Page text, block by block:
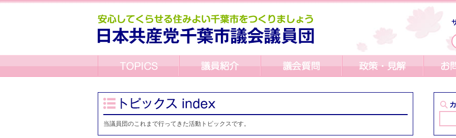
当議員団のこれまで行ってきた活動トピックスです。